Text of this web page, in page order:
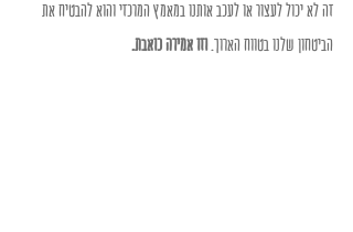
זה לא יכול לעצור או לעכב אותנו במאמץ המרכזי והוא להבטיח את
הביטחון שלנו בטווח הארוך. וזו אמירה כואבת.